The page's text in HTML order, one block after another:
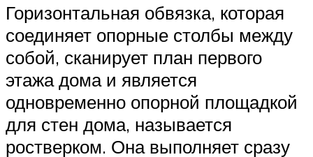
Горизонтальная обвязка, которая
соединяет опорные столбы между
собой, сканирует план первого
этажа дома и является
одновременно опорной площадкой
для стен дома, называется
ростверком. Она выполняет сразу